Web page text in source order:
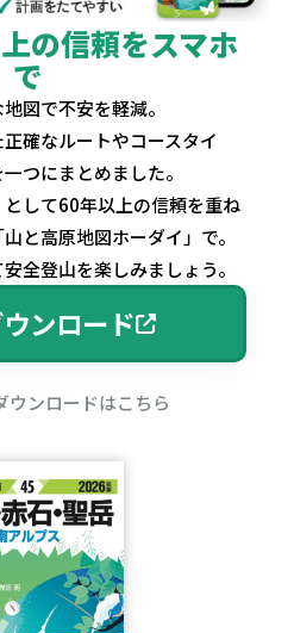
の信頼をスマホ
で
図で不安を軽減。
確なルートやコースタイ
つにまとめました。
して60年以上の信頼を重ね
と高原地図ホーダイ」で。
全登山を楽しみましょう。
ンロード
ウンロードはこちら